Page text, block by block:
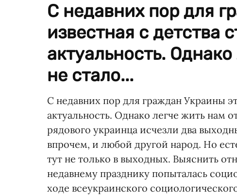
С недавних пор для
известная с детства
актуальность.
не стало...
С недавних пор для граждан Украины
актуальность. Однако легче жить нам
рядового украинца исчезли два
впрочем, и любой другой народ. Но
тут не только в выходных. Выяснить
недавнему празднику попыталась
ходе всеукраинского